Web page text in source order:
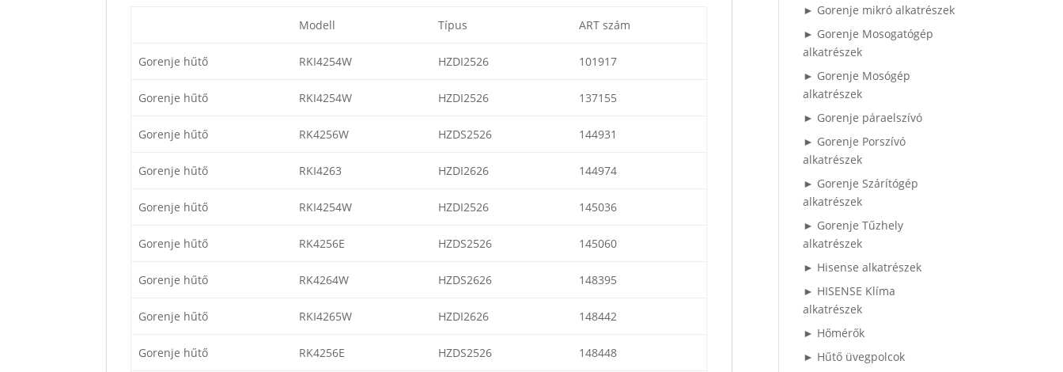
Modell Típus ART szám
Gorenje hűtő RKI4254W HZDI2526 101917
Gorenje hűtő RKI4254W HZDI2526 137155
Gorenje hűtő RK4256W HZDS2526 144931
Gorenje hűtő RKI4263 HZDI2626 144974
Gorenje hűtő RKI4254W HZDI2526 145036
Gorenje hűtő RK4256E HZDS2526 145060
Gorenje hűtő RK4264W HZDS2626 148395
Gorenje hűtő RKI4265W HZDI2626 148442
Gorenje hűtő RK4256E HZDS2526 148448
► Gorenje mikró alkatrészek
► Gorenje Mosogatógép
alkatrészek
► Gorenje Mosógép
alkatrészek
► Gorenje páraelszívó
► Gorenje Porszívó
alkatrészek
► Gorenje Szárítógép
alkatrészek
► Gorenje Tűzhely
alkatrészek
► Hisense alkatrészek
► HISENSE Klíma
alkatrészek
► Hőmérők
► Hűtő üvegpolcok